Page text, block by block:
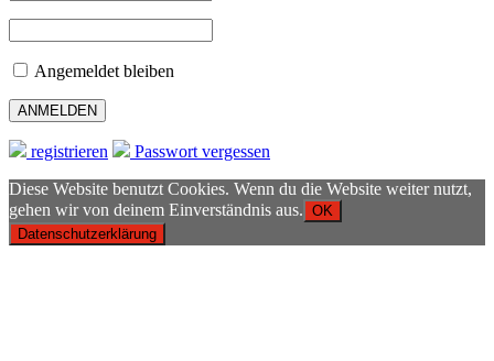
Angemeldet bleiben
registrieren
Passwort vergessen
Diese Website benutzt Cookies. Wenn du die Website weiter nutzt,
gehen wir von deinem Einverständnis aus. OK
Datenschutzerklärung